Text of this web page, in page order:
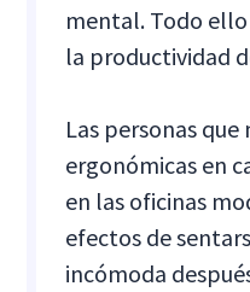
mental. Todo
la productividad
Las personas
ergonómicas en
en las oficinas
efectos de
incómoda